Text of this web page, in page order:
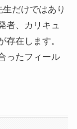
だけではあり
者、カリキュ
存在します。
ったフィール